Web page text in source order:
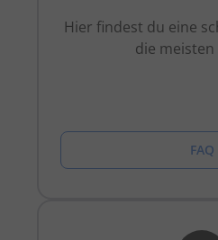
Hier findest du eine
die meisten
FAQ